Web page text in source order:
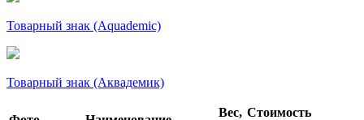
Товарный знак (Aquademic)
Товарный знак (Аквадемик)
Вес, Стоимость